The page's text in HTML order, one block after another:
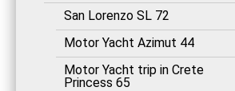
San Lorenzo SL 72
Motor Yacht Azimut 44
Motor Yacht trip in Crete
Princess 65